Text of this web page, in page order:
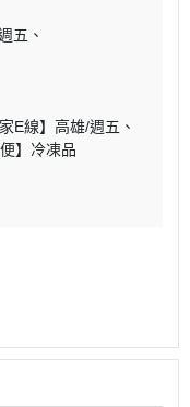
五
家E線】高雄/週五
】冷凍品